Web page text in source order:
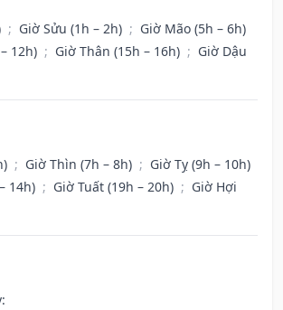
; Giờ Sửu (1h – 2h) ; Giờ Mão (5h – 6h)
12h) ; Giờ Thân (15h – 16h) ; Giờ Dậu
; Giờ Thìn (7h – 8h) ; Giờ Tỵ (9h – 10h)
14h) ; Giờ Tuất (19h – 20h) ; Giờ Hợi